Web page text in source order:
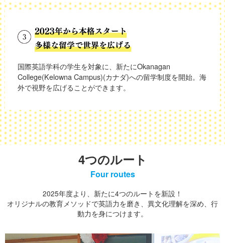
国際英語学科の学生を対象に、新たにOkanagan
College(Kelowna Campus)(カナダ)への留学制度を開始。海
外で視野を広げることができます。
4つのルート
Four routes
2025年度より、新たに4つのルートを新設！
オリジナルの教育メソッドで英語力を磨き、異文化理解を深め、行
動力を身につけます。